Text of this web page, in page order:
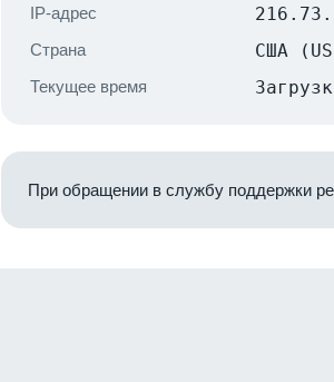
IP-адрес
Страна США
Текущее время
При обращении в службу поддержки